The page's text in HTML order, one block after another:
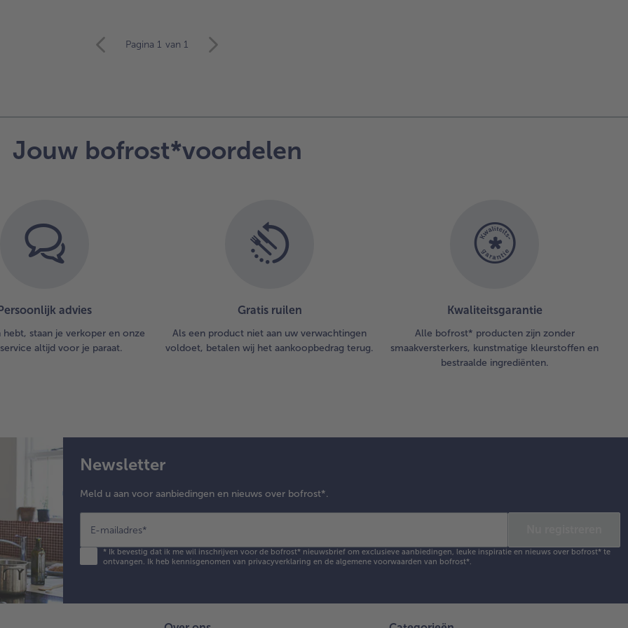
Pagina 1 van 1
Jouw bofrost*voordelen
advies
hebt, staan je verkoper en onze
altijd voor je paraat.
Gratis ruilen
Als een product niet aan uw verwachtingen
voldoet, betalen wij het aankoopbedrag terug.
Kwaliteitsgarantie
Alle bofrost* producten zijn zonder
smaakversterkers, kunstmatige kleurstoffen en
bestraalde ingrediënten.
Newsletter
Meld u aan voor aanbiedingen en nieuws over bofrost*.
E-mailadres*
*Ik bevestig dat ik me wil inschrijven voor de bofrost* nieuwsbrief om exclusieve aanbiedingen, leuke inspiratie en nieuws over bofrost* te
ontvangen. Ik heb kennisgenomen van privacyverklaring en de algemene voorwaarden van bofrost*.